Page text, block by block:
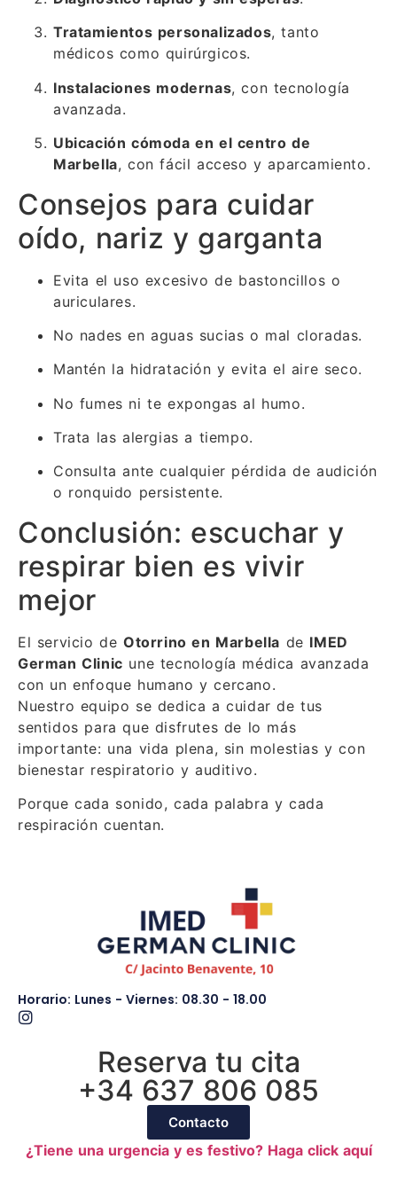
Tratamientos personalizados, tanto
médicos como quirúrgicos.
Instalaciones modernas, con tecnología
avanzada.
Ubicación cómoda en el centro de
Marbella, con fácil acceso y aparcamiento.
Consejos para cuidar
oído, nariz y garganta
Evita el uso excesivo de bastoncillos o
auriculares.
No nades en aguas sucias o mal cloradas.
Mantén la hidratación y evita el aire seco.
No fumes ni te expongas al humo.
Trata las alergias a tiempo.
Consulta ante cualquier pérdida de audición
o ronquido persistente.
Conclusión: escuchar y
respirar bien es vivir
mejor
El servicio de Otorrino en Marbella de IMED
German Clinic une tecnología médica avanzada
con un enfoque humano y cercano.
Nuestro equipo se dedica a cuidar de tus
sentidos para que disfrutes de lo más
importante: una vida plena, sin molestias y con
bienestar respiratorio y auditivo.
Porque cada sonido, cada palabra y cada
respiración cuentan.
Horario: Lunes - Viernes: 08.30 - 18.00
Reserva tu cita
+34 637 806 085
Contacto
¿Tiene una urgencia y es festivo? Haga click aquí